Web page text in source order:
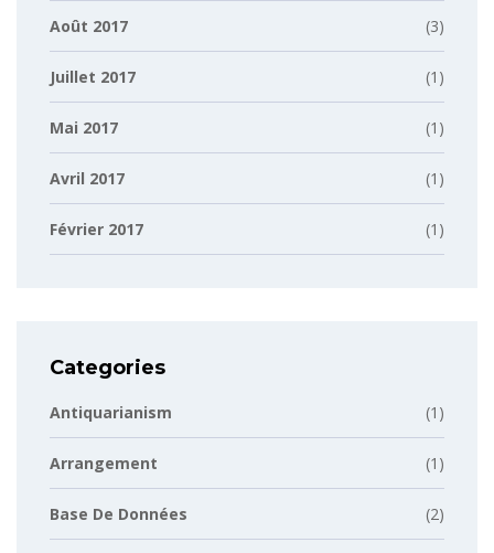
Août 2017 (3)
Juillet 2017 (1)
Mai 2017 (1)
Avril 2017 (1)
Février 2017 (1)
Categories
Antiquarianism (1)
Arrangement (1)
Base De Données (2)